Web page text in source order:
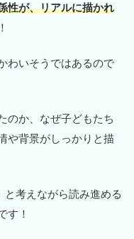
性が、リアルに描かれ
わいそうではあるので
のか、なぜ子どもたち
や背景がしっかりと描
と考えながら読み進める
す！